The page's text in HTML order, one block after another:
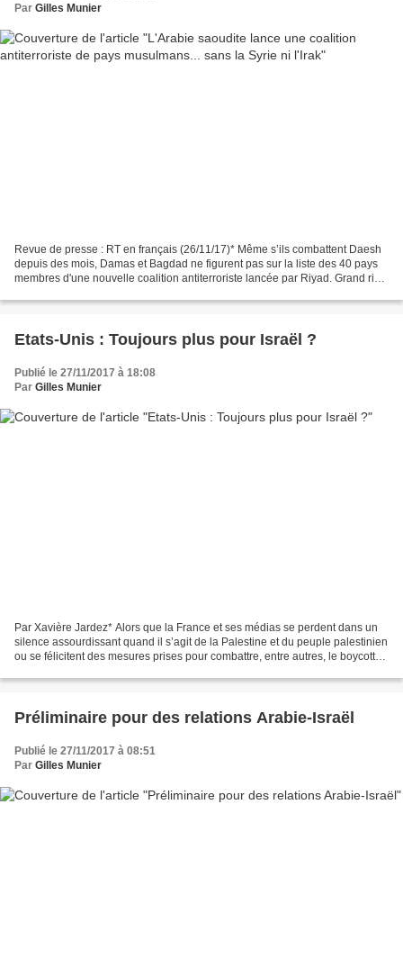
Par Gilles Munier
Revue de presse : RT en français (26/11/17)* Même s’ils combattent Daesh
depuis des mois, Damas et Bagdad ne figurent pas sur la liste des 40 pays
membres d'une nouvelle coalition antiterroriste lancée par Riyad. Grand rival
Etats-Unis : Toujours plus pour Israël ?
Publié le 27/11/2017 à 18:08
Par Gilles Munier
Par Xavière Jardez* Alors que la France et ses médias se perdent dans un
silence assourdissant quand il s’agit de la Palestine et du peuple palestinien
ou se félicitent des mesures prises pour combattre, entre autres, le boycott
Préliminaire pour des relations Arabie-Israël
Publié le 27/11/2017 à 08:51
Par Gilles Munier